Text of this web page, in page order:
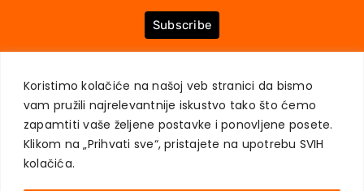
Koristimo kolačiće na našoj veb stranici da bismo
vam pružili najrelevantnije iskustvo tako što ćemo
zapamtiti vaše željene postavke i ponovljene posete.
Klikom na „Prihvati sve“, pristajete na upotrebu SVIH
kolačića.
Subscribe
USER PRIVACY PROTECTION